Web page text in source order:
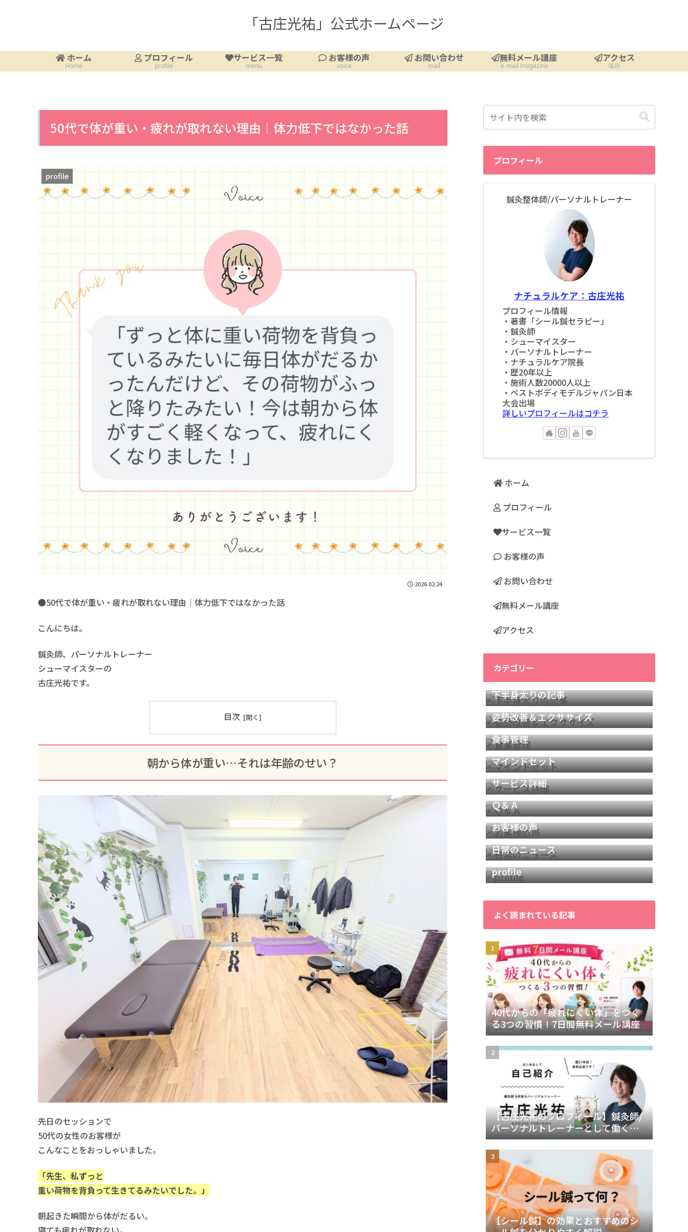
「古庄光祐」公式ホームページ
ホーム
Home
プロフィール
profile
サービス一覧
menu
お客様の声
voice
お問い合わせ
mail
無料メール講座
e-mail magazine
アクセス
場所
50代で体が重い・疲れが取れない理由｜体力低下ではなかった話
profile
2026.02.24
●50代で体が重い・疲れが取れない理由｜体力低下ではなかった話
こんにちは。
鍼灸師、パーソナルトレーナー
シューマイスターの
古庄光祐です。
目次
朝から体が重い…それは年齢のせい？
先日のセッションで
50代の女性のお客様が
こんなことをおっしゃいました。
「先生、私ずっと
重い荷物を背負って生きてるみたいでした。」
朝起きた瞬間から体がだるい。
プロフィール
鍼灸整体師/パーソナルトレーナー
ナチュラルケア：古庄光祐
プロフィール情報
・著書「シール鍼セラピー」
・鍼灸師
・シューマイスター
・パーソナルトレーナー
・ナチュラルケア院長
・歴20年以上
・施術人数20000人以上
・ベストボディモデルジャパン日本
大会出場
詳しいプロフィールはコチラ
ホーム
プロフィール
サービス一覧
お客様の声
お問い合わせ
無料メール講座
アクセス
カテゴリー
下半身太りの記事
姿勢改善＆エクササイズ
食事管理
マインドセット
サービス詳細
Ｑ＆Ａ
お客様の声
日常のニュース
profile
よく読まれている記事
40代からの「疲れにくい体」をつく
る3つの習慣！7日間無料メール講座
【古庄光祐のプロフィール】鍼灸師/
パーソナルトレーナーとして働く理
由
【シール鍼】の効果とおすすめのシ